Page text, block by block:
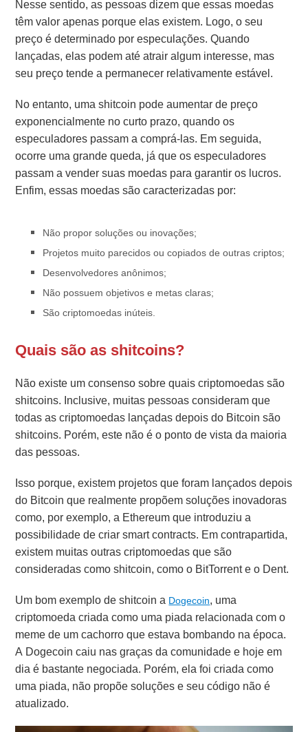
Nesse sentido, as pessoas dizem que essas moedas
têm valor apenas porque elas existem. Logo, o seu
preço é determinado por especulações.Quando
lançadas, elas podem até atrair algum interesse, mas
seu preço tende a permanecer relativamente estável.
No entanto, uma shitcoin pode aumentar de preço
exponencialmente no curto prazo, quando os
especuladores passam a comprá-las. Em seguida,
ocorre uma grande queda, já que os especuladores
passam a vender suas moedas para garantir os lucros.
Enfim, essas moedas são caracterizadas por:
Não propor soluções ou inovações;
Projetos muito parecidos ou copiados de outras criptos;
Desenvolvedores anônimos;
Não possuem objetivos e metas claras;
São criptomoedas inúteis.
Quais são as shitcoins?
Não existe um consenso sobre quais criptomoedas são
shitcoins. Inclusive, muitas pessoas consideram que
todas as criptomoedas lançadas depois do Bitcoin são
shitcoins. Porém, este não é o ponto de vista da maioria
das pessoas.
Isso porque, existem projetos que foram lançados depois
do Bitcoin que realmente propõem soluções inovadoras
como, por exemplo, a Ethereum que introduziu a
possibilidade de criar smart contracts. Em contrapartida,
existem muitas outras criptomoedas que são
consideradas como shitcoin, como o BitTorrent e o Dent.
Um bom exemplo de shitcoin a Dogecoin, uma
criptomoeda criada como uma piada relacionada com o
meme de um cachorro que estava bombando na época.
A Dogecoin caiu nas graças da comunidade e hoje em
dia é bastante negociada. Porém, ela foi criada como
uma piada, não propõe soluções e seu código não é
atualizado.